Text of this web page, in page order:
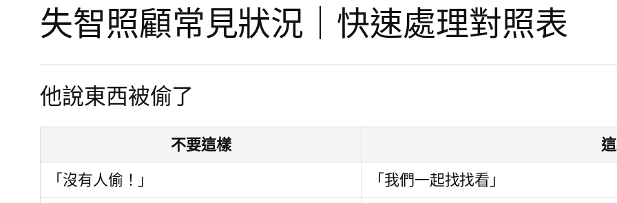
失智照顧常見狀況｜快速處理對照表
他說東西被偷了
不要這樣
「沒有人偷！」
「我們一起找找看」